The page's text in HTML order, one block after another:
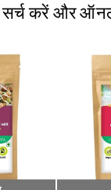
सर्च करें और